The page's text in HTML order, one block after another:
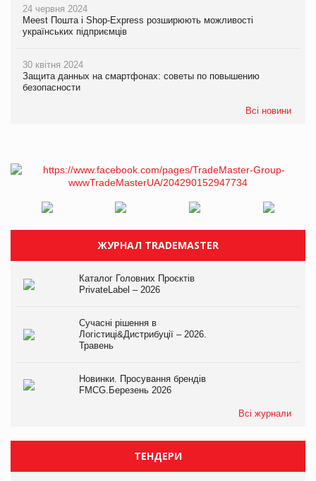
24 червня 2024
Meest Пошта і Shop-Express розширюють можливості
українських підприємців
30 квітня 2024
Защита данных на смартфонах: советы по повышению
безопасности
Всі новини
ЖУРНАЛ TRADEMASTER
Каталог Головних Проєктів
PrivateLabel – 2026
Сучасні рішення в
Логістиці&Дистрибуції – 2026.
Травень
Новинки. Просування брендів
FMCG.Березень 2026
Всі журнали
ТЕНДЕРИ